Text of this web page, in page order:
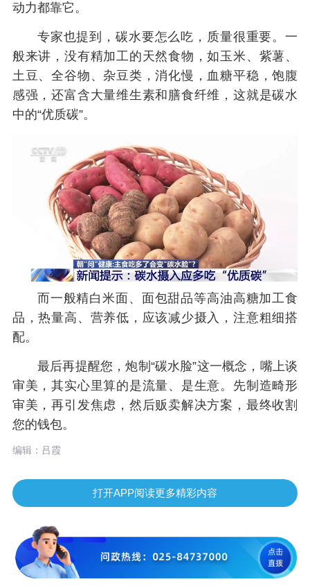
动力都靠它。
专家也提到，碳水要怎么吃，质量很重要。一
般来讲，没有精加工的天然食物，如玉米、紫薯、
土豆、全谷物、杂豆类，消化慢，血糖平稳，饱腹
感强，还富含大量维生素和膳食纤维，这就是碳水
中的“优质碳”。
而一般精白米面、面包甜品等高油高糖加工食
品，热量高、营养低，应该减少摄入，注意粗细搭
配。
最后再提醒您，炮制“碳水脸”这一概念，嘴上谈
审美，其实心里算的是流量、是生意。先制造畸形
审美，再引发焦虑，然后贩卖解决方案，最终收割
您的钱包。
编辑：吕霞
打开APP阅读更多精彩内容